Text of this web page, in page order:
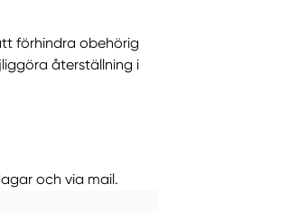
förhindra obehörig
återställning i
och via mail.